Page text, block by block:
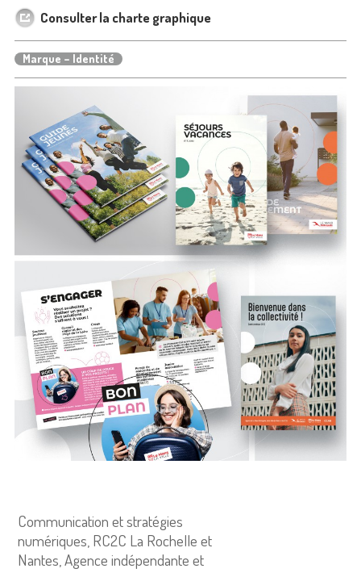
Consulter la charte graphique
Marque – Identité
Communication et stratégies
numériques, RC2C La Rochelle et
Nantes, Agence indépendante et